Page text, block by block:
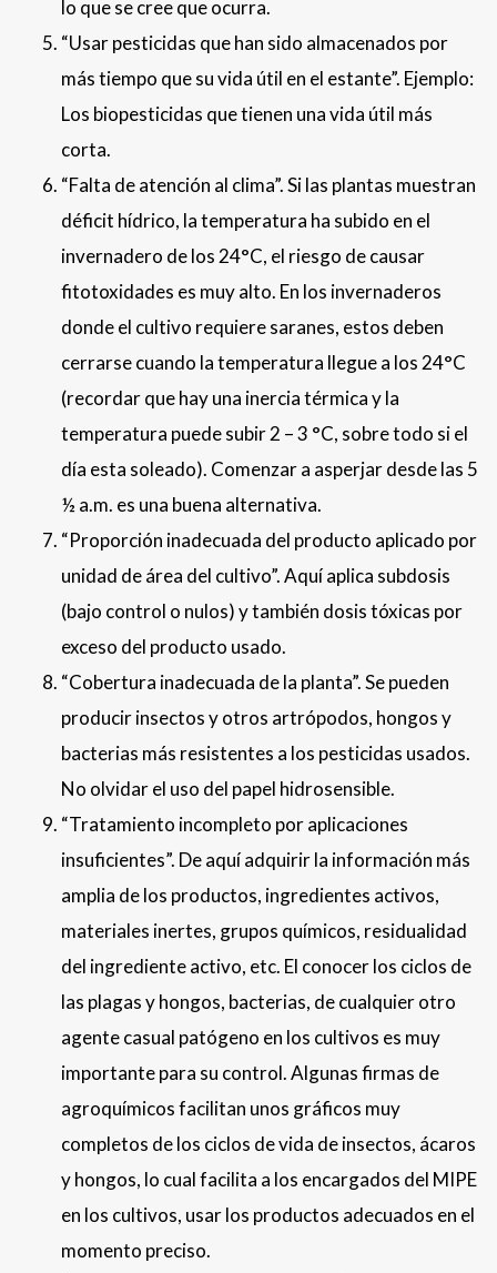
lo que se cree que ocurra.
“Usar pesticidas que han sido almacenados por
más tiempo que su vida útil en el estante”. Ejemplo:
Los biopesticidas que tienen una vida útil más
corta.
“Falta de atención al clima”. Si las plantas muestran
déficit hídrico, la temperatura ha subido en el
invernadero de los 24°C, el riesgo de causar
fitotoxidades es muy alto. En los invernaderos
donde el cultivo requiere saranes, estos deben
cerrarse cuando la temperatura llegue a los 24°C
(recordar que hay una inercia térmica y la
temperatura puede subir 2 – 3 °C, sobre todo si el
día esta soleado). Comenzar a asperjar desde las 5
½ a.m. es una buena alternativa.
“Proporción inadecuada del producto aplicado por
unidad de área del cultivo”. Aquí aplica subdosis
(bajo control o nulos) y también dosis tóxicas por
exceso del producto usado.
“Cobertura inadecuada de la planta”. Se pueden
producir insectos y otros artrópodos, hongos y
bacterias más resistentes a los pesticidas usados.
No olvidar el uso del papel hidrosensible.
“Tratamiento incompleto por aplicaciones
insuficientes”. De aquí adquirir la información más
amplia de los productos, ingredientes activos,
materiales inertes, grupos químicos, residualidad
del ingrediente activo, etc. El conocer los ciclos de
las plagas y hongos, bacterias, de cualquier otro
agente casual patógeno en los cultivos es muy
importante para su control. Algunas firmas de
agroquímicos facilitan unos gráficos muy
completos de los ciclos de vida de insectos, ácaros
y hongos, lo cual facilita a los encargados del MIPE
en los cultivos, usar los productos adecuados en el
momento preciso.